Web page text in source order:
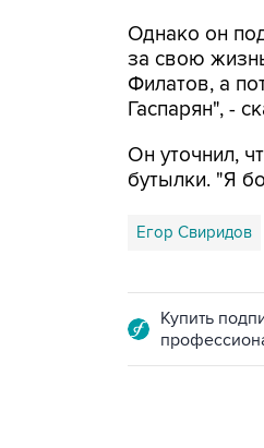
Однако он
за свою
Филатов, а
Гаспарян", -
Он уточнил,
бутылки. "Я
Егор Свиридов
Купить